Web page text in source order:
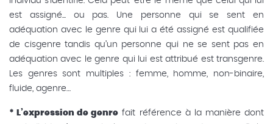
est assigné... ou pas. Une personne qui se sent en
adéquation avec le genre qui lui a été assigné est qualifiée
de cisgenre tandis qu’un personne qui ne se sent pas en
adéquation avec le genre qui lui est attribué est transgenre.
Les genres sont multiples : femme, homme, non-binaire,
fluide, agenre…
* L’expression de genre fait référence à la manière dont